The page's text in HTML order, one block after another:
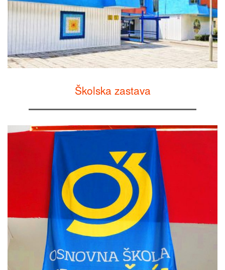
Školska zastava